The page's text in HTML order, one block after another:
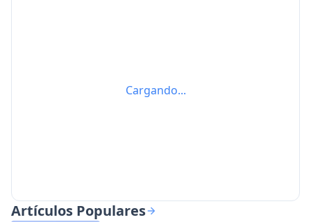
Cargando...
Artículos Populares